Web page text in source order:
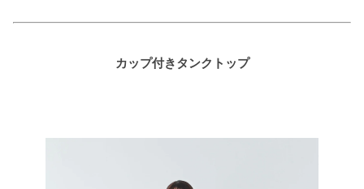
カップ付きタンクトップ